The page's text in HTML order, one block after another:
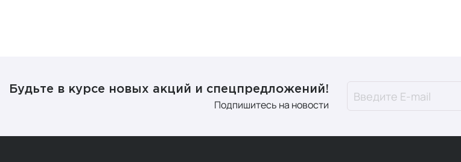
Будьте в курсе новых акций и спецпредложений!
Подпишитесь на новости